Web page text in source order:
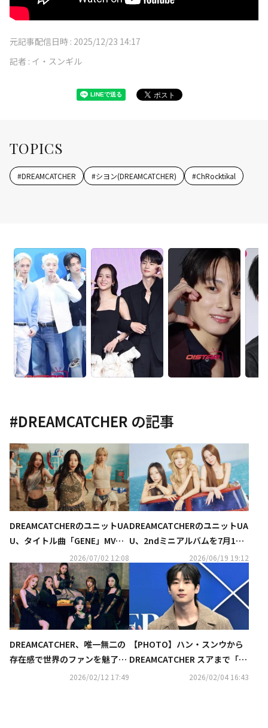
元記事配信日時 : 2025/12/23 14:17
記者 : イ・スンギル
TOPICS
#DREAMCATCHER #シヨン(DREAMCATCHER) #ChRocktikal
#DREAMCATCHER の記事
DREAMCATCHERのユニットUA
U、タイトル曲「GENE」MV公
開…幻想的な夏の雰囲気に注目
2026/07/02 12:08
DREAMCATCHERのユニットUA
U、2ndミニアルバムを7月1日
にリリース！コンセプトフォト
2026/06/19 19:12
DREAMCATCHER、唯一無二の
存在感で世界のファンを魅了！
悪夢コンセプトで切り開いた新
2026/02/12 17:49
【PHOTO】ハン・スンウから
DREAMCATCHER スアまで「ソ
ウルファッションウィーク」に
2026/02/04 16:43